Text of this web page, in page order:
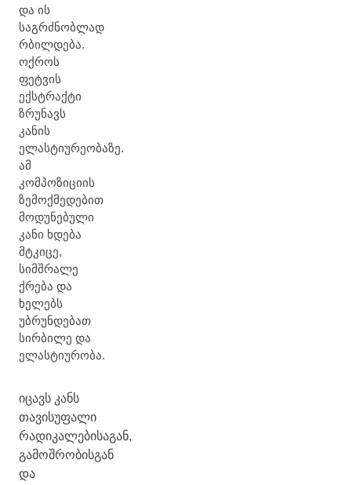
და ის
საგრძნობლად
რბილდება.
ოქროს
ფეტვის
ექსტრაქტი
ზრუნავს
კანის
ელასტიურეობაზე.
ამ
კომპოზიციის
ზემოქმედებით
მოდუნებული
კანი ხდება
მტკიცე,
სიმშრალე
ქრება და
ხელებს
უბრუნდებათ
სირბილე და
ელასტიურობა.
იცავს კანს
თავისუფალი
რადიკალებისაგან,
გამოშრობისგან
და